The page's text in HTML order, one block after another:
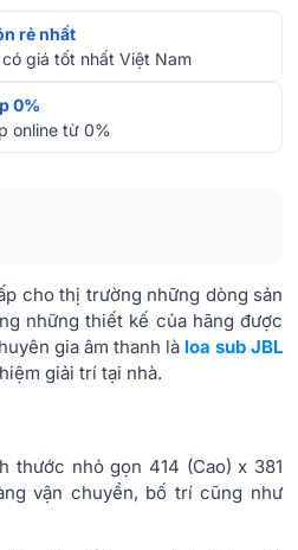
rẻ nhất
có giá tốt nhất Việt Nam
0%
online từ 0%
cho thị trường những dòng sản
những thiết kế của hãng được
gia âm thanh là loa sub JBL
giải trí tại nhà.
thước nhỏ gọn 414 (Cao) x 381
vận chuyển, bố trí cũng như